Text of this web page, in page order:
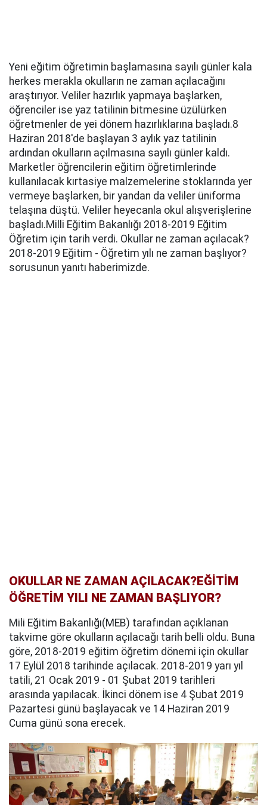
Yeni eğitim öğretimin başlamasına sayılı günler kala
herkes merakla okulların ne zaman açılacağını
araştırıyor. Veliler hazırlık yapmaya başlarken,
öğrenciler ise yaz tatilinin bitmesine üzülürken
öğretmenler de yei dönem hazırlıklarına başladı.8
Haziran 2018'de başlayan 3 aylık yaz tatilinin
ardından okulların açılmasına sayılı günler kaldı.
Marketler öğrencilerin eğitim öğretimlerinde
kullanılacak kırtasiye malzemelerine stoklarında yer
vermeye başlarken, bir yandan da veliler üniforma
telaşına düştü. Veliler heyecanla okul alışverişlerine
başladı.Milli Eğitim Bakanlığı 2018-2019 Eğitim
Öğretim için tarih verdi. Okullar ne zaman açılacak?
2018-2019 Eğitim - Öğretim yılı ne zaman başlıyor?
sorusunun yanıtı haberimizde.
OKULLAR NE ZAMAN AÇILACAK?EĞİTİM
ÖĞRETİM YILI NE ZAMAN BAŞLIYOR?
Mili Eğitim Bakanlığı(MEB) tarafından açıklanan
takvime göre okulların açılacağı tarih belli oldu. Buna
göre, 2018-2019 eğitim öğretim dönemi için okullar
17 Eylül 2018 tarihinde açılacak. 2018-2019 yarı yıl
tatili, 21 Ocak 2019 - 01 Şubat 2019 tarihleri
arasında yapılacak. İkinci dönem ise 4 Şubat 2019
Pazartesi günü başlayacak ve 14 Haziran 2019
Cuma günü sona erecek.